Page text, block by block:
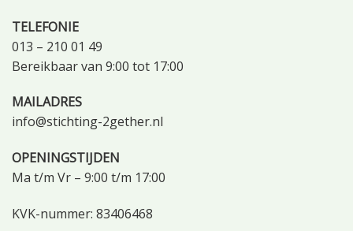
TELEFONIE
013 – 210 01 49
Bereikbaar van 9:00 tot 17:00
MAILADRES
info@stichting-2gether.nl
OPENINGSTIJDEN
Ma t/m Vr – 9:00 t/m 17:00
KVK-nummer: 83406468